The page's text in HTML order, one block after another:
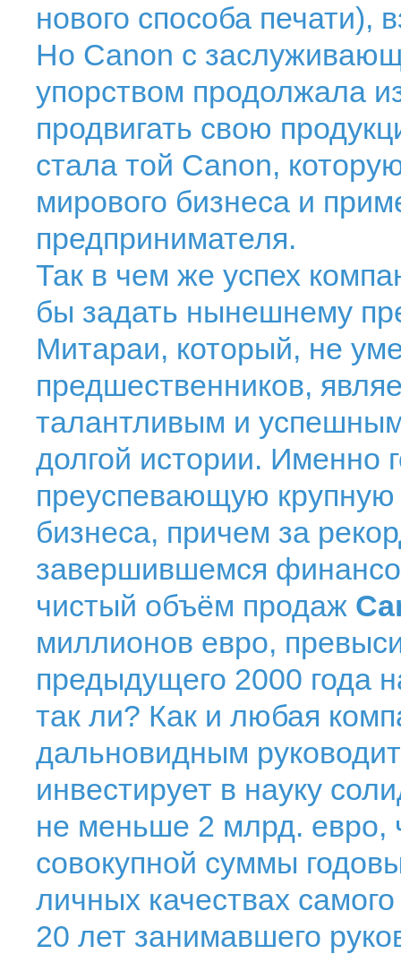
нового способа печати),
Но Canon с
упорством продолжала
продвигать свою
стала той Canon,
мирового бизнеса и
предпринимателя.
Так в чем же успех
бы задать нынешнему
Митараи, который, не
предшественников,
талантливым и
долгой истории. Именно
преуспевающую крупную
бизнеса, причем за
завершившемся
чистый объём продаж
миллионов евро,
предыдущего 2000 года
так ли? Как и любая
дальновидным
инвестирует в науку
не меньше 2 млрд. евро,
совокупной суммы
личных качествах
20 лет занимавшего